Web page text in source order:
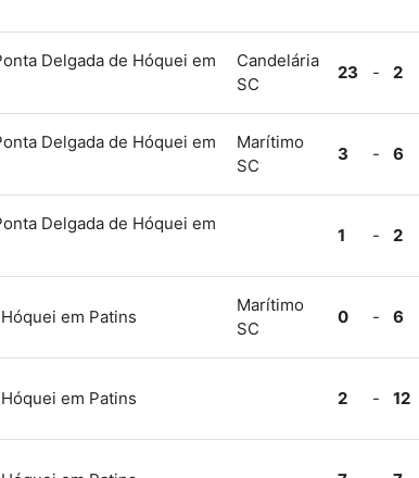
Delgada de Hóquei em
Candelária
SC
23 - 2
Delgada de Hóquei em
Marítimo
SC
3 - 6
Delgada de Hóquei em
1 - 2
em Patins
Marítimo
SC
0 - 6
em Patins 2 - 12